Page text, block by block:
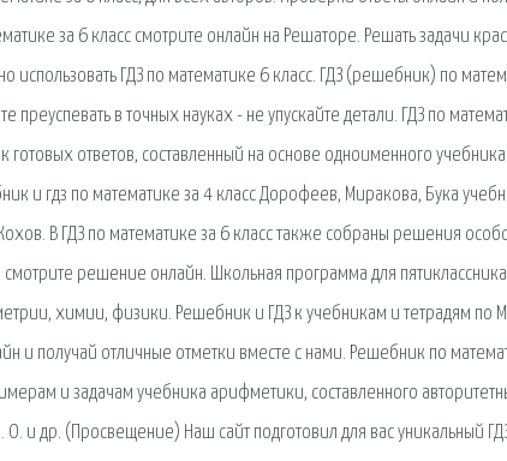
за 6 класс смотрите онлайн на Решаторе. Решать задачи
использовать ГДЗ по математике 6 класс. ГДЗ (решебник) по
в точных науках - не упускайте детали. ГДЗ по
ответов, составленный на основе одноименного
и гдз по математике за 4 класс Дорофеев, Миракова, Бука
В ГДЗ по математике за 6 класс также собраны решения
решение онлайн. Школьная программа для
химии, физики. Решебник и ГДЗ к учебникам и тетрадям по
и получай отличные отметки вместе с нами. Решебник по
и задачам учебника арифметики, составленного
О. и др. (Просвещение) Наш сайт подготовил для вас уникальный